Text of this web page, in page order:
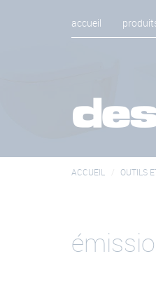
accueil
ACCUEIL OUTILS